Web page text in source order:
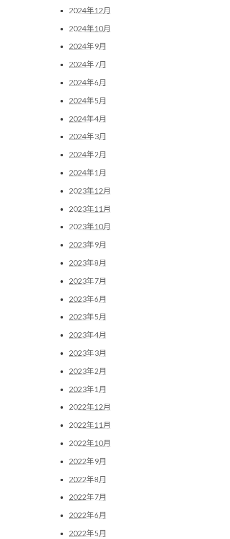
2024年12月
2024年10月
2024年9月
2024年7月
2024年6月
2024年5月
2024年4月
2024年3月
2024年2月
2024年1月
2023年12月
2023年11月
2023年10月
2023年9月
2023年8月
2023年7月
2023年6月
2023年5月
2023年4月
2023年3月
2023年2月
2023年1月
2022年12月
2022年11月
2022年10月
2022年9月
2022年8月
2022年7月
2022年6月
2022年5月